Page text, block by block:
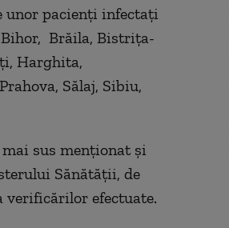
unor pacienți infectați
Brăila, Bistrița-
Harghita,
Sălaj, Sibiu,
sus menționat și
Sănătății, de
verificărilor efectuate.